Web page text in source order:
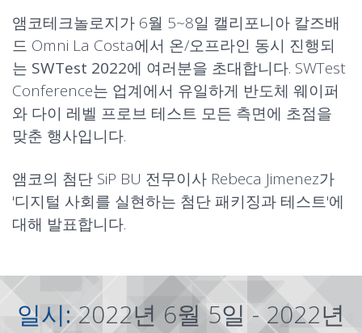
앰코테크놀로지가 6월 5~8일 캘리포니아 칼즈배
드 Omni La Costa에서 온/오프라인 동시 진행되
는 SWTest 2022에 여러분을 초대합니다. SWTest
Conference는 업계에서 유일하게 반도체 웨이퍼
와 다이 레벨 프로브 테스트 모든 측면에 초점을
맞춘 행사입니다.
앰코의 첨단 SiP BU 전무이사 Rebeca Jimenez가
'디지털 사회를 실현하는 첨단 패키징과 테스트'에
대해 발표합니다.
일시:2022년 6월 5일 - 2022년